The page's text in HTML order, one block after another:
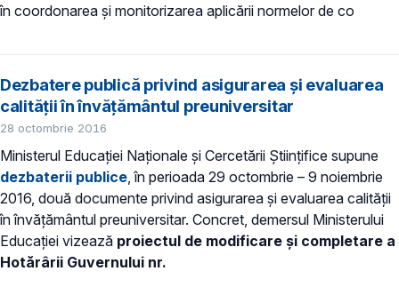
în coordonarea şi monitorizarea aplicării normelor de co
Dezbatere publică privind asigurarea și evaluarea
calității în învățământul preuniversitar
28 octombrie 2016
Ministerul Educației Naționale și Cercetării Științifice supune
dezbaterii publice, în perioada 29 octombrie – 9 noiembrie
2016, două documente privind asigurarea și evaluarea calității
în învățământul preuniversitar. Concret, demersul Ministerului
Educației vizează proiectul de modificare și completare a
Hotărârii Guvernului nr.